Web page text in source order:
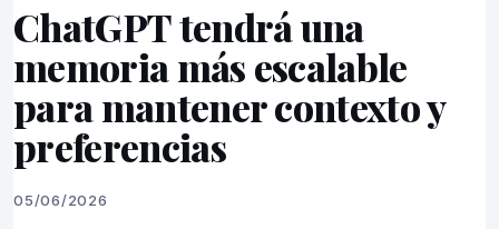
ChatGPT tendrá una
memoria más escalable
para mantener contexto y
preferencias
05/06/2026